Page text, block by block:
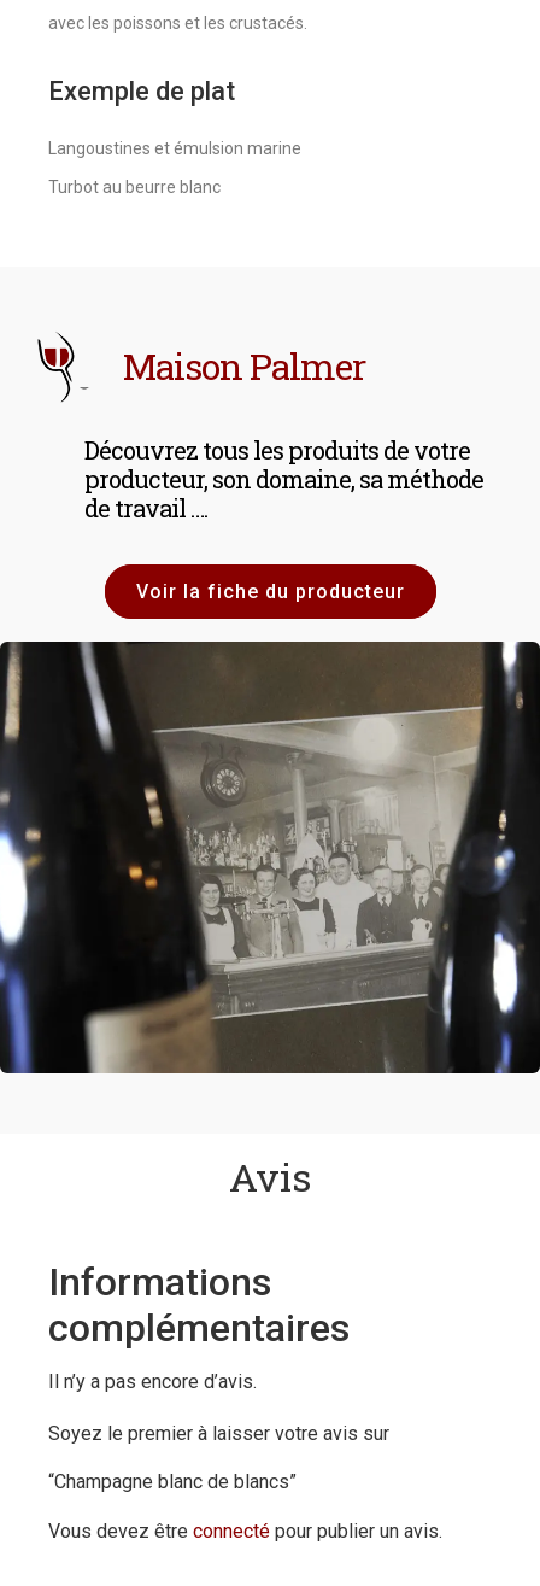
avec les poissons et les crustacés.
Exemple de plat
Langoustines et émulsion marine
Turbot au beurre blanc
Maison Palmer
Découvrez tous les produits de votre
producteur, son domaine, sa méthode
de travail ….
Avis
Informations
complémentaires
Il n’y a pas encore d’avis.
Soyez le premier à laisser votre avis sur
“Champagne blanc de blancs”
Vous devez être connecté pour publier un avis.